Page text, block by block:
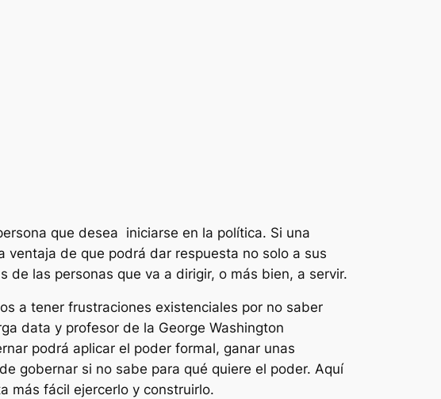
que desea iniciarse en la política. Si una
de que podrá dar respuesta no solo a sus
las personas que va a dirigir, o más bien, a servir.
a tener frustraciones existenciales por no saber
data y profesor de la George Washington
podrá aplicar el poder formal, ganar unas
gobernar si no sabe para qué quiere el poder. Aquí
más fácil ejercerlo y construirlo.